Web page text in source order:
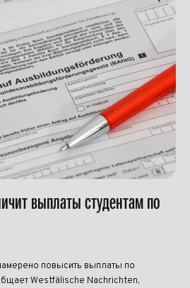
выплаты студентам по
повысить выплаты по
Westfälische Nachrichten,